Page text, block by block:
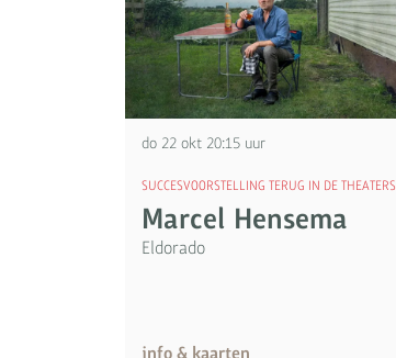
Marcel Hensema
Eldorado
SUCCESVOORSTELLING TERUG IN DE THEATERS
do 22 okt 20:15 uur
info & kaarten